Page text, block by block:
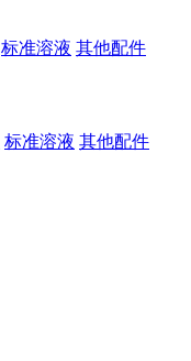
标准溶液 其他配件
标准溶液 其他配件